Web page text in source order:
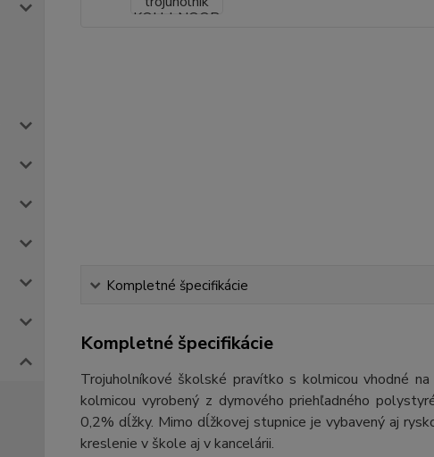
Kompletné špecifikácie
Kompletné špecifikácie
Trojuholníkové školské pravítko s kolmicou vhodné
kolmicou vyrobený z dymového priehľadného
0,2% dĺžky. Mimo dĺžkovej stupnice je vybavený aj
kreslenie v škole aj v kancelárii.